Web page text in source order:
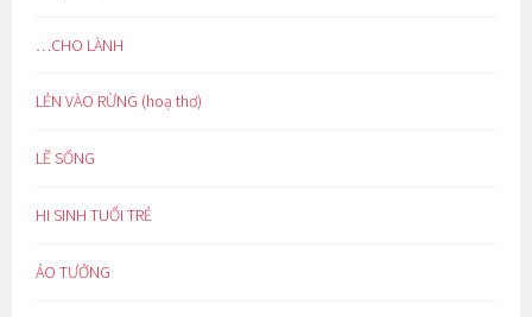
…CHO LÀNH
LẺN VÀO RỪNG (hoạ thơ)
LẼ SỐNG
HI SINH TUỔI TRẺ
ẢO TƯỞNG